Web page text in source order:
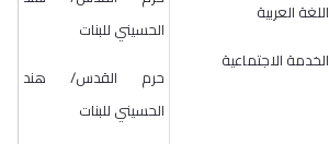
اللغة العربية
الخدمة الاجتماعية
الحسيني للبنات
حرم القدس/ هند
الحسيني للبنات